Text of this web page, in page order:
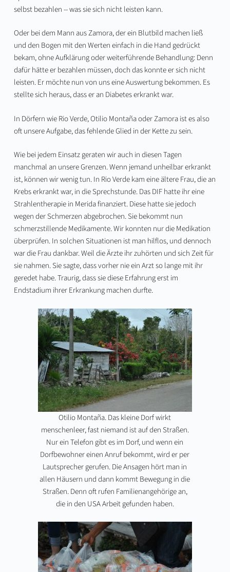
selbst bezahlen -- was sie sich nicht leisten kann.
Oder bei dem Mann aus Zamora, der ein Blutbild machen ließ
und den Bogen mit den Werten einfach in die Hand gedrückt
bekam, ohne Aufklärung oder weiterführende Behandlung: Denn
dafür hätte er bezahlen müssen, doch das konnte er sich nicht
leisten. Er möchte nun von uns eine Auswertung bekommen. Es
stellte sich heraus, dass er an Diabetes erkrankt war.
In Dörfern wie Rio Verde, Otilio Montaña oder Zamora ist es also
oft unsere Aufgabe, das fehlende Glied in der Kette zu sein.
Wie bei jedem Einsatz geraten wir auch in diesen Tagen
manchmal an unsere Grenzen. Wenn jemand unheilbar erkrankt
ist, können wir wenig tun. In Rio Verde kam eine ältere Frau, die an
Krebs erkrankt war, in die Sprechstunde. Das DIF hatte ihr eine
Strahlentherapie in Merida finanziert. Diese hatte sie jedoch
wegen der Schmerzen abgebrochen. Sie bekommt nun
schmerzstillende Medikamente. Wir konnten nur die Medikation
überprüfen. In solchen Situationen ist man hilflos, und dennoch
war die Frau dankbar. Weil die Ärzte ihr zuhörten und sich Zeit für
sie nahmen. Sie sagte, dass vorher nie ein Arzt so lange mit ihr
geredet habe. Traurig, dass sie diese Erfahrung erst im
Endstadium ihrer Erkrankung machen durfte.
Otilio Montaña. Das kleine Dorf wirkt
menschenleer, fast niemand ist auf den Straßen.
Nur ein Telefon gibt es im Dorf, und wenn ein
Dorfbewohner einen Anruf bekommt, wird er per
Lautsprecher gerufen. Die Ansagen hört man in
allen Häusern und dann kommt Bewegung in die
Straßen. Denn oft rufen Familienangehörige an,
die in den USA Arbeit gefunden haben.